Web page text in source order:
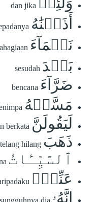
dan jika
أَذَقۡنَٰهُ
نَعۡمَآءَ
بَعۡدَ sesudah
ضَرَّآءَ bencana
مَسَّتۡهُ
لَيَقُولَنَّ berkata
ذَهَبَ telang hilang
ٱلسَّيِّـَٔاتُ
عَنِّيٓۚ
إِنَّهُۥ dia